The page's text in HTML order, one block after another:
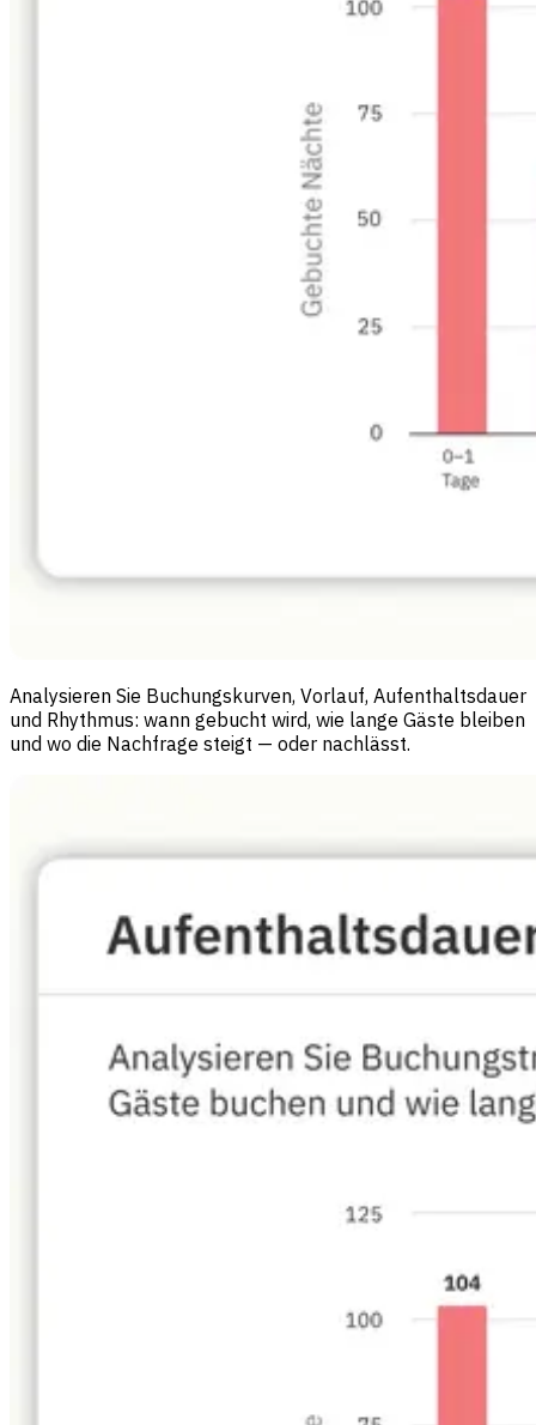
Analysieren Sie Buchungskurven, Vorlauf, Aufenthaltsdauer
und Rhythmus: wann gebucht wird, wie lange Gäste bleiben
und wo die Nachfrage steigt — oder nachlässt.